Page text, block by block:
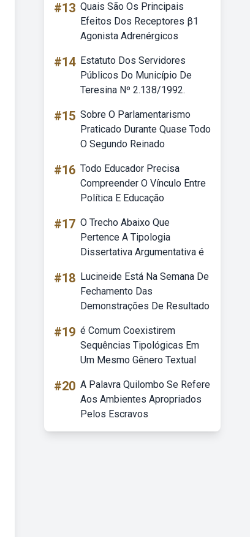
#13 Quais São Os Principais
Efeitos Dos Receptores β1
Agonista Adrenérgicos
#14 Estatuto Dos Servidores
Públicos Do Município De
Teresina Nº 2.138/1992.
#15 Sobre O Parlamentarismo
Praticado Durante Quase Todo
O Segundo Reinado
#16 Todo Educador Precisa
Compreender O Vínculo Entre
Política E Educação
#17 O Trecho Abaixo Que
Pertence A Tipologia
Dissertativa Argumentativa é
#18 Lucineide Está Na Semana De
Fechamento Das
Demonstrações De Resultado
#19 é Comum Coexistirem
Sequências Tipológicas Em
Um Mesmo Gênero Textual
#20 A Palavra Quilombo Se Refere
Aos Ambientes Apropriados
Pelos Escravos